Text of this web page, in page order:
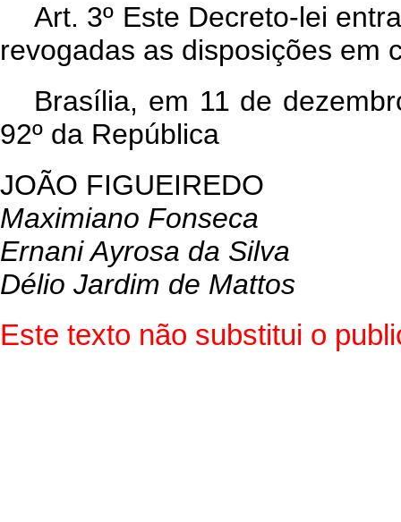
Art. 3º Este Decreto-lei
revogadas as disposições em
Brasília, em 11 de
92º da República
JOÃO FIGUEIREDO
Maximiano Fonseca
Ernani Ayrosa da Silva
Délio Jardim de Mattos
Este texto não substitui o